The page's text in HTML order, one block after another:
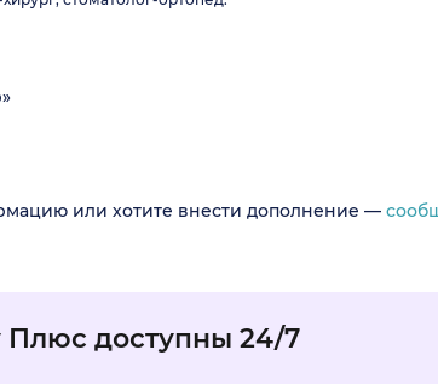
или хотите внести дополнение —
доступны 24/7